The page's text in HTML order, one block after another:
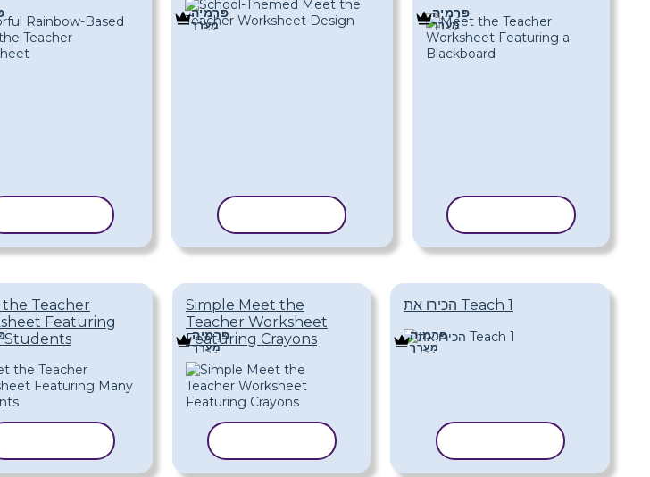
פּרֶמיָה
מַעֲרָך
פּרֶמיָה
מַעֲרָך
Teacher
Featuring
Students
Simple Meet the
Teacher Worksheet
Featuring Crayons
פּרֶמיָה
מַעֲרָך
הכירו את Teach 1
פּרֶמיָה
מַעֲרָך